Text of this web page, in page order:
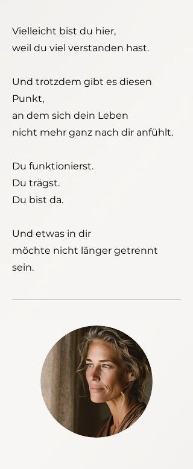
Vielleicht bist du hier,
weil du viel verstanden hast.
Und trotzdem gibt es diesen
Punkt,
an dem sich dein Leben
nicht mehr ganz nach dir anfühlt.
Du funktionierst.
Du trägst.
Du bist da.
Und etwas in dir
möchte nicht länger getrennt
sein.